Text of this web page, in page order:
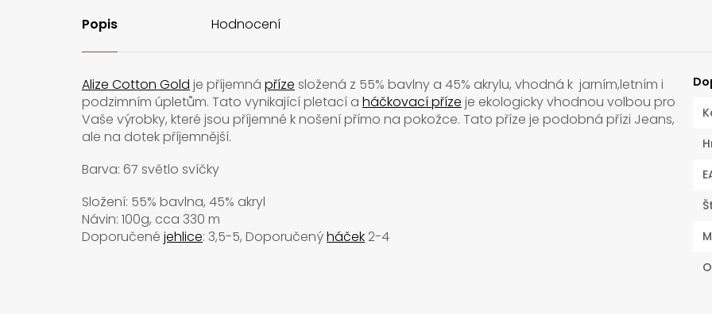
Popis Hodnocení
Alize Cotton Gold je příjemná příze složená z 55% bavlny a 45% akrylu, vhodná k jarním,letním i
podzimním úpletům. Tato vynikající pletací a háčkovací příze je ekologicky vhodnou volbou pro
Vaše výrobky, které jsou příjemné k nošení přímo na pokožce. Tato příze je podobná přízi Jeans,
ale na dotek příjemnější.
Barva: 67 světlo svíčky
Složení: 55% bavlna, 45% akryl
Návin: 100g, cca 330 m
Doporučené jehlice: 3,5-5, Doporučenýháček 2-4